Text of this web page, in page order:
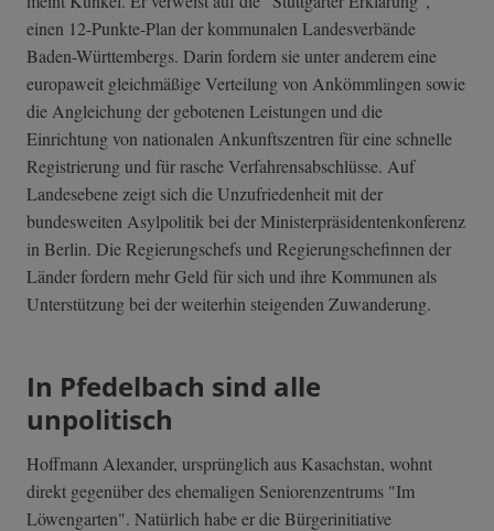
einen 12-Punkte-Plan der kommunalen Landesverbände
Baden-Württembergs. Darin fordern sie unter anderem eine
europaweit gleichmäßige Verteilung von Ankömmlingen sowie
die Angleichung der gebotenen Leistungen und die
Einrichtung von nationalen Ankunftszentren für eine schnelle
Registrierung und für rasche Verfahrensabschlüsse. Auf
Landesebene zeigt sich die Unzufriedenheit mit der
bundesweiten Asylpolitik bei der Ministerpräsidentenkonferenz
in Berlin. Die Regierungschefs und Regierungschefinnen der
Länder fordern mehr Geld für sich und ihre Kommunen als
Unterstützung bei der weiterhin steigenden Zuwanderung.
In Pfedelbach sind alle
unpolitisch
Hoffmann Alexander, ursprünglich aus Kasachstan, wohnt
direkt gegenüber des ehemaligen Seniorenzentrums "Im
Löwengarten". Natürlich habe er die Bürgerinitiative